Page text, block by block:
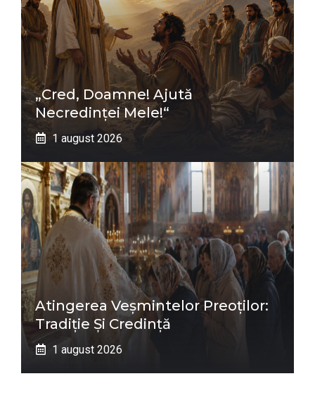
„Cred, Doamne! Ajută
Necredinţei Mele!“
1 august 2026
Atingerea Veșmintelor Preoților:
Tradiție Și Credință
1 august 2026